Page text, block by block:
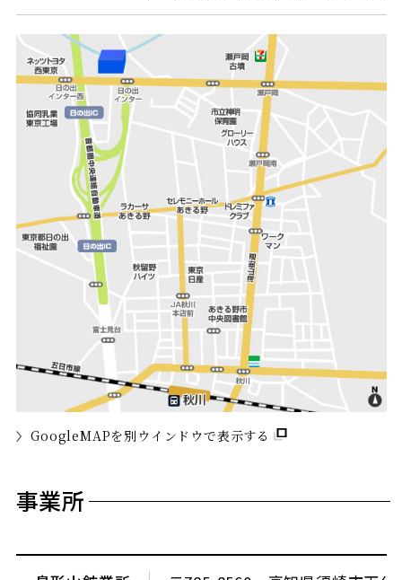
GoogleMAPを別ウインドウで表示する
事業所